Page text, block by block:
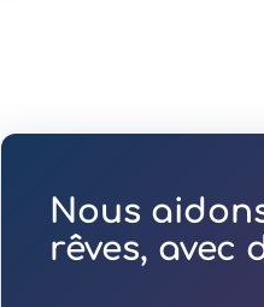
Nous
rêves, avec